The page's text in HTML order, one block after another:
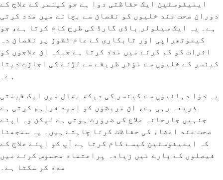
ایمیفوسٹین ایک حفاظتی دوا ہے جو کینسر کے علاج کے
دوران صحت مند خلیوں کو نقصان سے بچانے میں مدد کرتی
ہے۔ یہ ایک سیلولر باڈی گارڈ کی طرح کام کرتا ہے، جو
کیموتھراپی اور تابکاری کے عام ٹشوز پر نقصان دہ
اثرات کو کم کرنے میں مدد کرتا ہے جبکہ ان علاجوں کو
کینسر کے خلیوں سے مؤثر طریقے سے لڑنے کی اجازت دیتا
ہے۔
یہ دوا دہائیوں سے کینسر کی دیکھ بھال میں ایک قیمتی
ذریعہ رہی ہے، ان مریضوں کو امید فراہم کرتی ہے
جنہیں جارحانہ علاج کی ضرورت ہوتی ہے لیکن وہ اپنے
صحت مند اعضاء کی حفاظت کرنا چاہتے ہیں۔ یہ سمجھنا
کہ ایمیفوسٹین کیسے کام کرتا ہے آپ کو اپنے علاج کے
فیصلوں کے بارے میں زیادہ پراعتماد محسوس کرنے میں
مدد کر سکتا ہے۔